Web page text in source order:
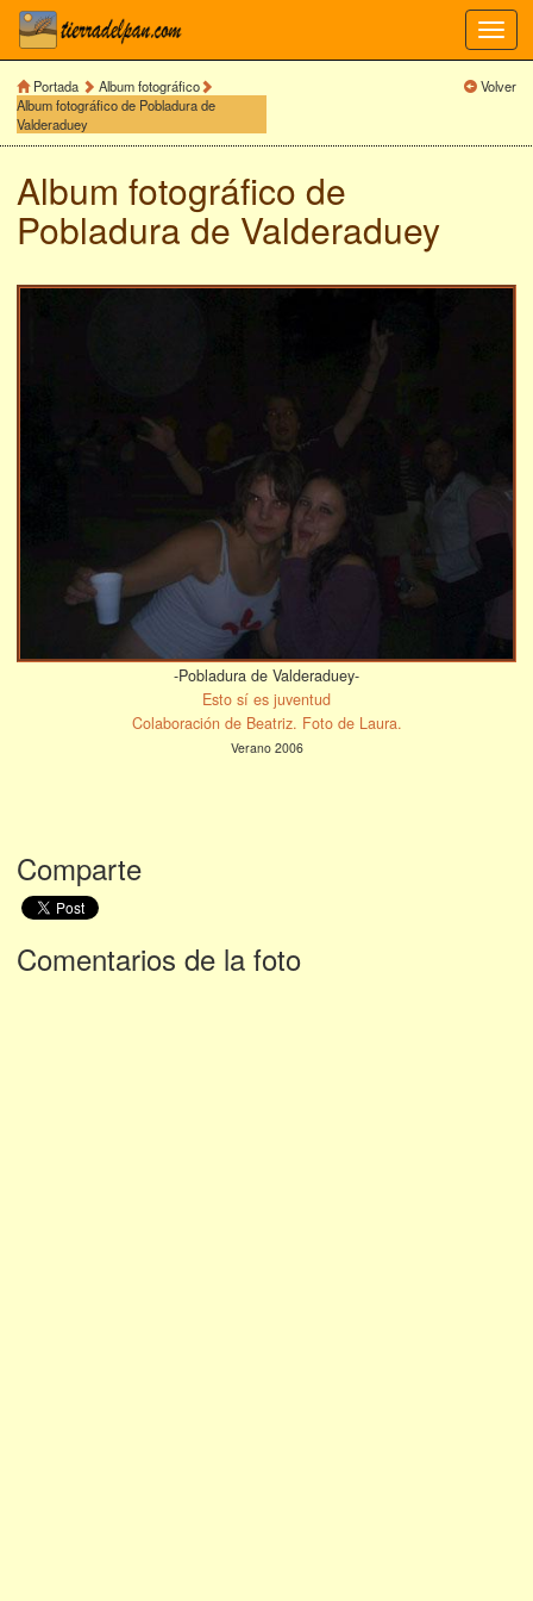
Portada
Album fotográfico
Album fotográfico de Pobladura de
Valderaduey
Volver
Album fotográfico de
Pobladura de Valderaduey
-Pobladura de Valderaduey-
Esto sí es juventud
Colaboración de Beatriz. Foto de Laura.
Verano 2006
Comparte
Comentarios de la foto